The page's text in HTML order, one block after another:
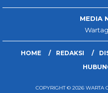
MEDIA
HOME REDAKSI
COPYRIGHT © 2026 WARTA